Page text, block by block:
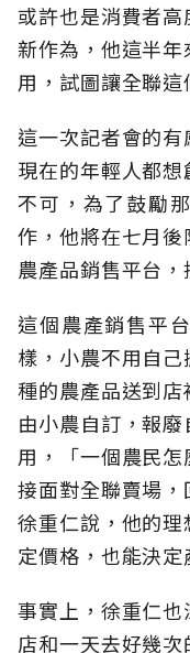
或許也是消費者
新作為，他這半
用，試圖讓全聯這
這一次記者會的有
現在的年輕人都
不可，為了鼓勵
作，他將在七月
農產品銷售平台，
這個農產銷售平
樣，小農不用自
種的農產品送到
由小農自訂，報
用，「一個農民
接面對全聯賣場，
徐重仁說，他的
定價格，也能決定
事實上，徐重仁
店和一天去好幾